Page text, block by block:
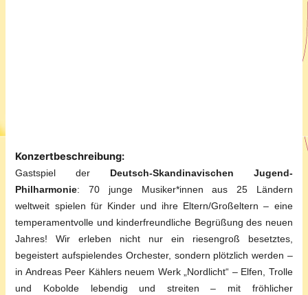
Konzertbeschreibung:
Gastspiel der Deutsch-Skandinavischen Jugend-
Philharmonie: 70 junge Musiker*innen aus 25 Ländern
weltweit spielen für Kinder und ihre Eltern/Großeltern – eine
temperamentvolle und kinderfreundliche Begrüßung des neuen
Jahres! Wir erleben nicht nur ein riesengroß besetztes,
begeistert aufspielendes Orchester, sondern plötzlich werden –
in Andreas Peer Kählers neuem Werk „Nordlicht“ – Elfen, Trolle
und Kobolde lebendig und streiten – mit fröhlicher